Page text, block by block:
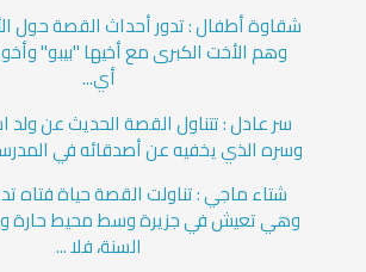
شقاوة أطفال : تدور أحداث القصة حول
وهم الأخت الكبرى مع أخيها "بيبو"
أي...
سر عادل : تتناول القصة الحديث عن
وسره الذي يخفيه عن أصدقائه في
شتاء ماجي : تناولت القصة حياة
وهي تعيش في جزيرة وسط محيط حارة
السنة، فلا ...